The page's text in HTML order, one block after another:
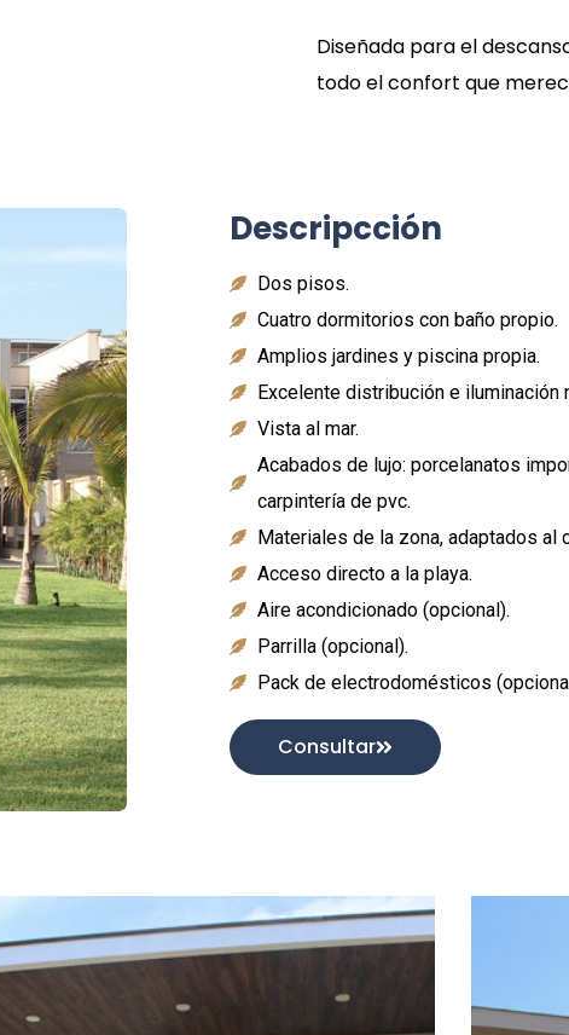
Diseñada para el
todo el confort que
Descripcción
Dos pisos.
Cuatro dormitorios con baño propio.
Amplios jardines y piscina propia.
Excelente distribución e iluminación
Vista al mar.
Acabados de lujo: porcelanatos
carpintería de pvc.
Materiales de la zona, adaptados al
Acceso directo a la playa.
Aire acondicionado (opcional).
Parrilla (opcional).
Pack de electrodomésticos
Consultar